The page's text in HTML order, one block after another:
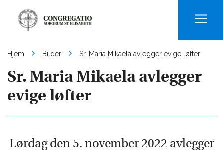
Hjem Bilder Sr. Maria Mikaela avlegger evige løfter
Sr. Maria Mikaela avlegger
evige løfter
Lørdag den 5. november 2022 avlegger